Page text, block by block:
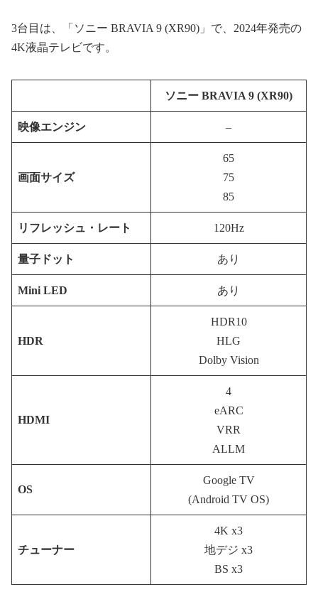
3台目は、「ソニー BRAVIA 9 (XR90)」で、2024年発売の
4K液晶テレビです。
ソニー BRAVIA 9 (XR90)
映像エンジン –
画面サイズ
65
75
85
リフレッシュ・レート 120Hz
量子ドット あり
Mini LED あり
HDR
HDR10
HLG
Dolby Vision
HDMI
4
eARC
VRR
ALLM
OS
Google TV
(Android TV OS)
チューナー
4K x3
地デジ x3
BS x3